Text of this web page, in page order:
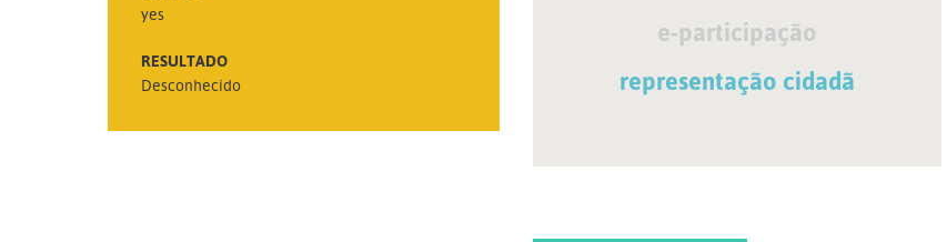
yes
RESULTADO
Desconhecido
e-participação
representação cidadã